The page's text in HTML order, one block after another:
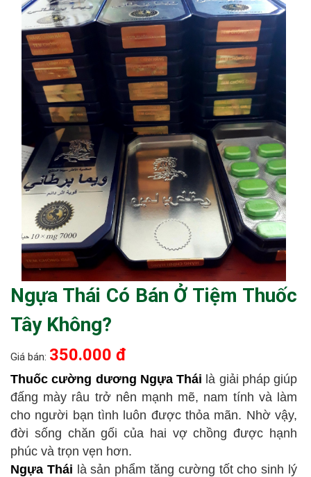
Ngựa Thái Có Bán Ở Tiệm Thuốc
Tây Không?
Giá bán: 350.000 đ
Thuốc cường dương Ngựa Thái là giải pháp giúp
đấng mày râu trở nên mạnh mẽ, nam tính và làm
cho người bạn tình luôn được thỏa mãn. Nhờ vậy,
đời sống chăn gối của hai vợ chồng được hạnh
phúc và trọn vẹn hơn.
Ngựa Thái à sản phẩm tăng cường tốt cho sinh lý